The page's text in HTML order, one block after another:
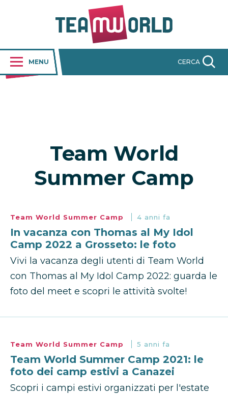
MENU CERCA
Team World
Summer Camp
Team World Summer Camp 4 anni fa
In vacanza con Thomas al My Idol
Camp 2022 a Grosseto: le foto
Vivi la vacanza degli utenti di Team World
con Thomas al My Idol Camp 2022: guarda le
foto del meet e scopri le attività svolte!
Team World Summer Camp 5 anni fa
Team World Summer Camp 2021: le
foto dei camp estivi a Canazei
Scopri i campi estivi organizzati per l'estate